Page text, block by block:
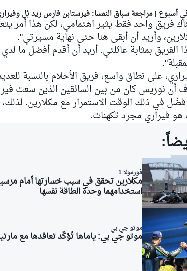
فريق واحد فقط يثير اهتمامي، لكن هذا أمر
وأريد أن أبقى هنا حتى نهاية مسيرتي".
الفريق بمثابة عائلتي. أريد أن أقدم أفضل ما
أن نوريس كان من بين السائقين الذين سعت
فضّل في ذلك الوقت الاستمرار مع مكلارين.
فيراري مجرد تكهنات.
فورمولا 1
مكلارين تحقق في سبب خسارتها أمام
استخدامهما وحدة الطاقة نفسها
موتو جي بي
موتو جي بي: ياماها تُؤكّد تعاقدها مع